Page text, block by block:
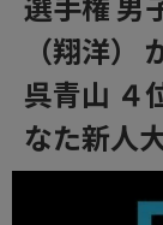
（翔洋）
呉青山 ４
なた新人